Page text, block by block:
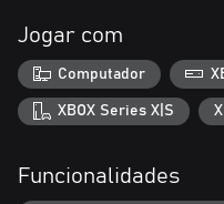
One, internet de banda larga
acesso) e uma assinatura do
os mercados. Consulte as
www.GearsofWar.com.
Jogar com
Computador
XBOX Series X|S
Funcionalidades